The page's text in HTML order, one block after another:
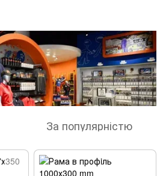
За популярністю